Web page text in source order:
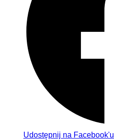
Udostępnij na Facebook'u